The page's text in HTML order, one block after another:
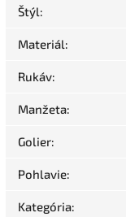
Štýl:
Materiál:
Rukáv:
Manžeta:
Golier:
Pohlavie:
Kategória: